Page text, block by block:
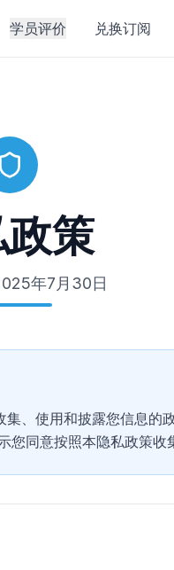
学员评价 兑换订阅
政策
年7月30日
、使用和披露您信息的
同意按照本隐私政策收